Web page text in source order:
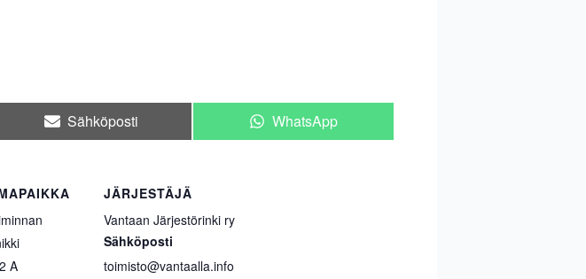
Share
Sähköposti Share
WhatsApp
A
JÄRJESTÄJÄ
Vantaan Järjestörinki ry
Sähköposti
toimisto@vantaalla.info